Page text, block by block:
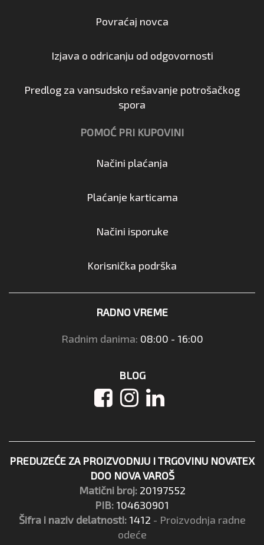
Povraćaj novca
Izjava o odricanju od odgovornosti
Predlog za vansudsko rešavanje potrošačkog
spora
POMOĆ PRI KUPOVINI
Načini plaćanja
Plaćanje karticama
Načini isporuke
Korisnička podrška
RADNO VREME
Radnim danima: 08:00 - 16:00
BLOG
PREDUZEĆE ZA PROIZVODNJU I TRGOVINU NOVATEX
DOO NOVA VAROŠ
Matični broj: 20197552
PIB: 104630901
Šifra i naziv delatnosti: 1412 - Proizvodnja radne
odeće